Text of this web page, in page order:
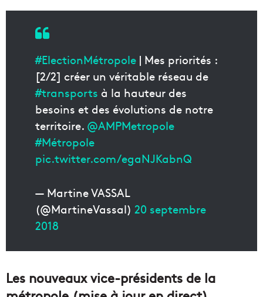
#ElectionMétropole | Mes priorités :
[2/2] créer un véritable réseau de
#transports à la hauteur des
besoins et des évolutions de notre
territoire. @AMPMetropole
#Métropole
pic.twitter.com/egaNJKabnQ
— Martine VASSAL
(@MartineVassal) 20 septembre
2018
Les nouveaux vice-présidents de la